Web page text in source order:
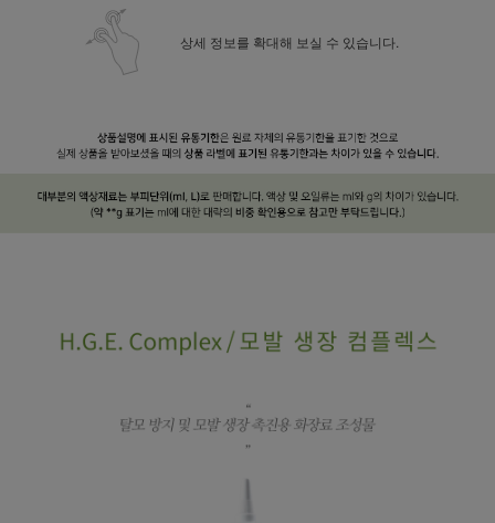
상세 정보를 확대해 보실 수 있습니다.